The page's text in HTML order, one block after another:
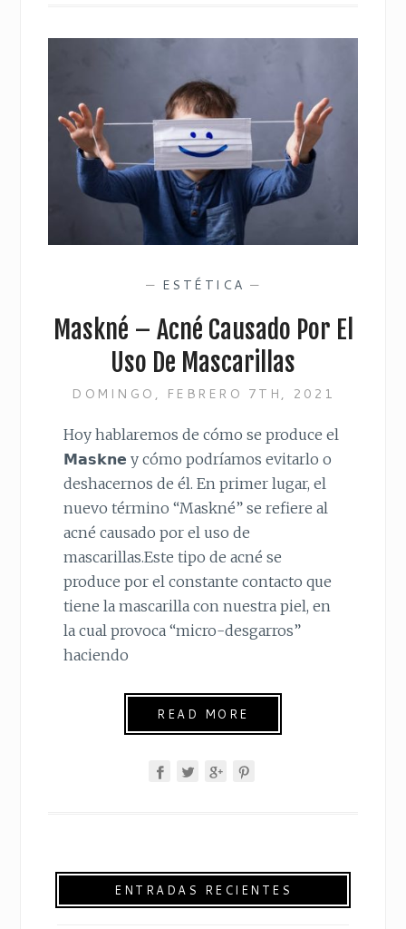
— ESTÉTICA —
Maskné – Acné Causado Por El
Uso De Mascarillas
DOMINGO, FEBRERO 7TH, 2021
Hoy hablaremos de cómo se produce el
𝗠𝗮𝘀𝗸𝗻𝗲 y cómo podríamos evitarlo o
deshacernos de él. En primer lugar, el
nuevo término “Maskné” se refiere al
acné causado por el uso de
mascarillas.Este tipo de acné se
produce por el constante contacto que
tiene la mascarilla con nuestra piel, en
la cual provoca “micro-desgarros”
haciendo
READ MORE
ENTRADAS RECIENTES